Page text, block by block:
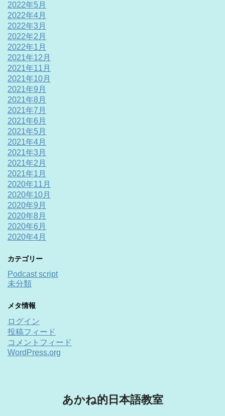
2022年5月
2022年4月
2022年3月
2022年2月
2022年1月
2021年12月
2021年11月
2021年10月
2021年9月
2021年8月
2021年7月
2021年6月
2021年5月
2021年4月
2021年3月
2021年2月
2021年1月
2020年11月
2020年10月
2020年9月
2020年8月
2020年6月
2020年4月
カテゴリー
Podcast script
未分類
メタ情報
ログイン
投稿フィード
コメントフィード
WordPress.org
あかね的日本語教室